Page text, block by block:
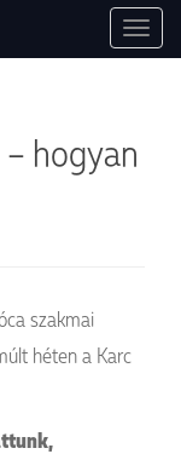
T
o
e
hogyan
szakmai
héten a Karc